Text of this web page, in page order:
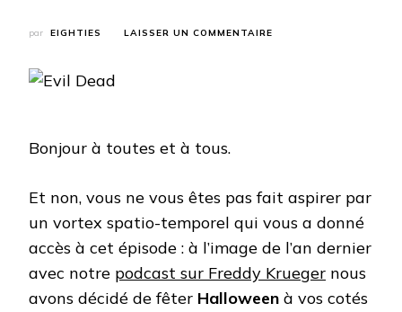
par EIGHTIES LAISSER UN COMMENTAIRE
Bonjour à toutes et à tous.
Et non, vous ne vous êtes pas fait aspirer par
un vortex spatio-temporel qui vous a donné
accès à cet épisode : à l’image de l’an dernier
avec notre podcast sur Freddy Krueger nous
avons décidé de fêter Halloween à vos cotés